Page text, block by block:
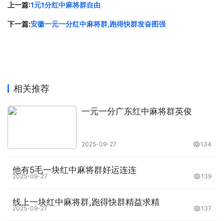
不同。暗杠适用于手中已有三张相同的牌，这时可以选择暗
杠，算法会比明杠更高，不会让其他玩家知道你的手牌情
第四、主动出牌稳住局面
漏，就可能扭转整个局面。因此，在打牌的时候，需要时刻
住局面，比如选择一张比较平稳的牌打出，避免打出一张打
通，互相协调和配合，达成共同的目标。
上一篇:1元1分红中麻将群自由
下一篇:安徽一元一分红中麻将群,跑得快群发奋图强
相关推荐
一元一分广东红中麻将群英俊
2025-09-27 134
他有5毛一块红中麻将群好运连连
2025-09-27 139
线上一块红中麻将群,跑得快群精益求精
2025-09-27 137